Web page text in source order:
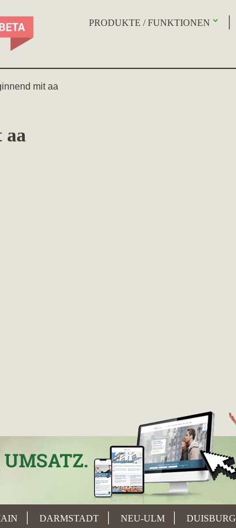
PRODUKTE / FUNKTIONEN
mit aa
aa
DARMSTADT NEU-ULM DUISBURG